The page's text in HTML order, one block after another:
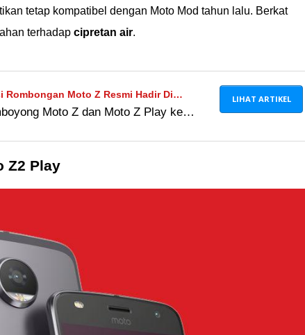
tetap kompatibel dengan Moto Mod tahun lalu. Berkat
terhadap cipretan air.
Rombongan Moto Z Resmi Hadir Di
Moto Z dan Moto Z Play ke
LIHAT ARTIKEL
Z2 Play